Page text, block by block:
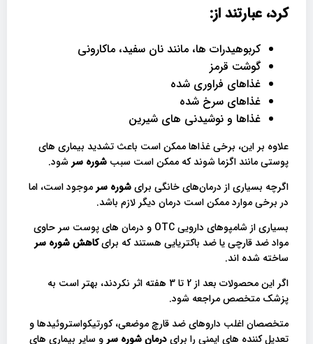
کرد، عبارتند از:
کربوهیدرات ها، مانند نان سفید، ماکارونی
گوشت قرمز
غذاهای فراوری شده
غذاهای سرخ شده
غذاها و نوشیدنی های شیرین
علاوه بر این، برخی غذاها ممکن است باعث تشدید بیماری های
پوستی مانند اگزما شوند که ممکن است سبب شوره سر شود.
اگرچه بسیاری از درمان‌های خانگی برایشوره سر موجود است، اما
در برخی موارد ممکن است درمان دیگر لازم باشد.
بسیاری از شامپوهای دارویی OTC و درمان های پوست سر حاوی
مواد ضد قارچی یا ضد باکتریایی هستند که برایکاهش شوره سر
ساخته شده اند.
اگر این محصولات بعد از 2 تا 3 هفته اثر نکردند، بهتر است به
پزشک متخصص مراجعه شود.
متخصصان اغلب داروهای ضد قارچ موضعی، کورتیکواستروئیدها و
تعدیل کننده های ایمنی را برایدرمان شوره سر و سایر بیماری های